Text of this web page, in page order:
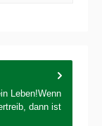
Leben!Wenn
dann ist